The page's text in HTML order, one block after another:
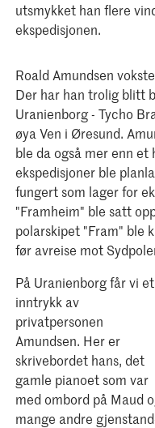
utsmykket han flere
ekspedisjonen.
Roald Amundsen
Der har han trolig blitt
Uranienborg - Tycho
øya Ven i Øresund.
ble da også mer enn et
ekspedisjoner ble
fungert som lager for
"Framheim" ble satt
polarskipet "Fram" ble
før avreise mot
På Uranienborg får vi et
inntrykk av
privatpersonen
Amundsen. Her er
skrivebordet hans, det
gamle pianoet som var
med ombord på Maud
mange andre